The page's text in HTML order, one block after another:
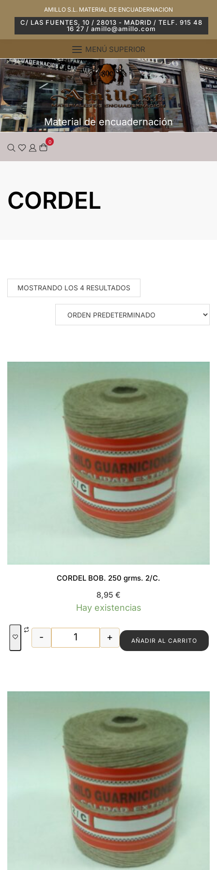
contenido
AMILLO S.L. MATERIAL DE ENCUADERNACION
C/ LAS FUENTES, 10 / 28013 - MADRID / TELF. 915 48
16 27 / amillo@amillo.com
MENÚ SUPERIOR
Material de encuadernación
0
CORDEL
MOSTRANDO LOS 4 RESULTADOS
CORDEL BOB. 250 grms. 2/C.
8,95 €
Hay existencias
CORDEL BOB. 250 grms. 2/C. cantidad
- + AÑADIR AL CARRITO